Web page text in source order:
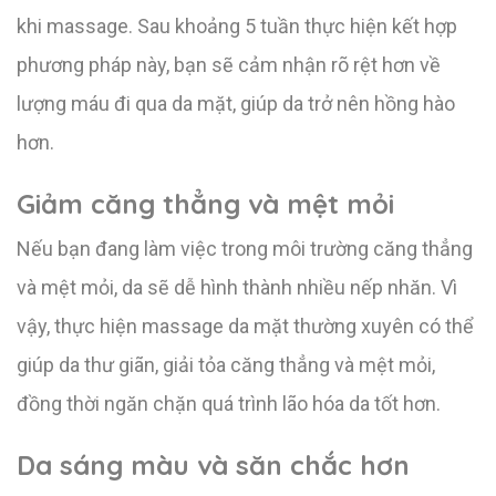
khi massage. Sau khoảng 5 tuần thực hiện kết hợp
phương pháp này, bạn sẽ cảm nhận rõ rệt hơn về
lượng máu đi qua da mặt, giúp da trở nên hồng hào
hơn.
Giảm căng thẳng và mệt mỏi
Nếu bạn đang làm việc trong môi trường căng thẳng
và mệt mỏi, da sẽ dễ hình thành nhiều nếp nhăn. Vì
vậy, thực hiện massage da mặt thường xuyên có thể
giúp da thư giãn, giải tỏa căng thẳng và mệt mỏi,
đồng thời ngăn chặn quá trình lão hóa da tốt hơn.
Da sáng màu và săn chắc hơn